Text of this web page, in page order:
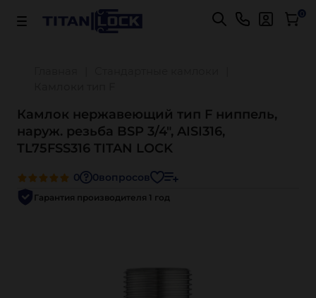
Важно! Для оплаты заказов Подробнее 0
Камлок нержавеющий тип F ниппель,
наруж. резьба BSP 3/4", AISI316,
TL75FSS316 TITAN LOCK
0 0вопросов
Гарантия производителя 1 год